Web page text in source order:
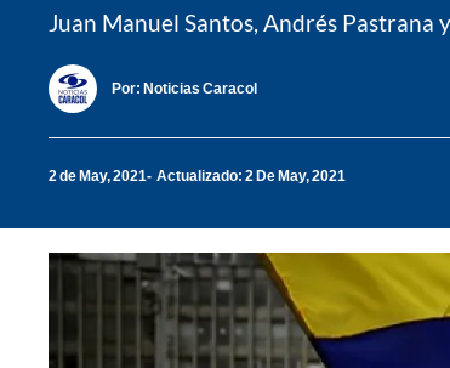
Juan Manuel Santos, Andrés
Por: Noticias Caracol
2 de May, 2021 Actualizado: 2 De May, 2021